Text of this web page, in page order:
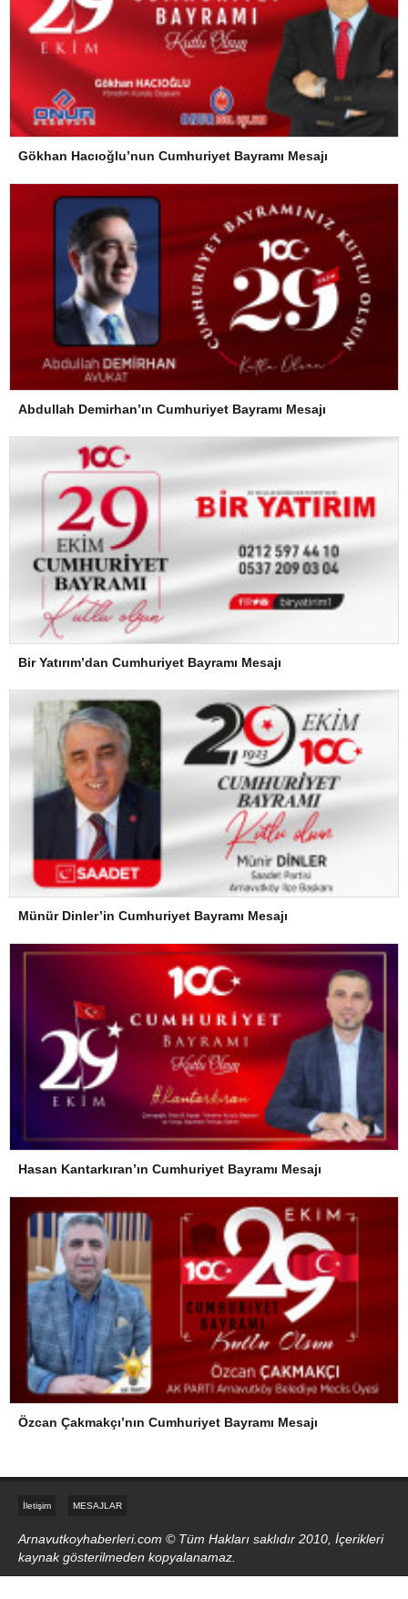
Gökhan Hacıoğlu’nun Cumhuriyet Bayramı Mesajı
Abdullah Demirhan’ın Cumhuriyet Bayramı Mesajı
Bir Yatırım’dan Cumhuriyet Bayramı Mesajı
Münür Dinler’in Cumhuriyet Bayramı Mesajı
Hasan Kantarkıran’ın Cumhuriyet Bayramı Mesajı
Özcan Çakmakçı’nın Cumhuriyet Bayramı Mesajı
İletişim MESAJLAR
Arnavutkoyhaberleri.com © Tüm Hakları saklıdır 2010, İçerikleri
kaynak gösterilmeden kopyalanamaz.